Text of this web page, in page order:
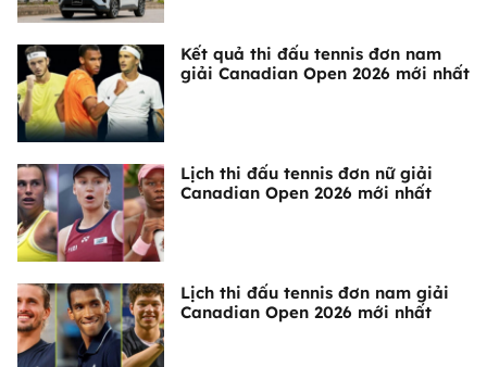
Kết quả thi đấu tennis đơn nam
giải Canadian Open 2026 mới nhất
Lịch thi đấu tennis đơn nữ giải
Canadian Open 2026 mới nhất
Lịch thi đấu tennis đơn nam giải
Canadian Open 2026 mới nhất